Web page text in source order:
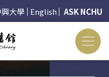
大學 English ASK NCHU